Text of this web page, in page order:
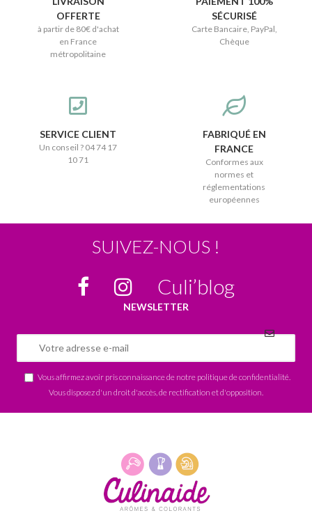
OFFERTE
à partir de 80€ d'achat
en France
métropolitaine
SÉCURISÉ
Carte Bancaire, PayPal,
Chèque
SERVICE CLIENT
Un conseil ? 04 74 17
10 71
FABRIQUÉ EN
FRANCE
Conformes aux
normes et
réglementations
européennes
SUIVEZ-NOUS !
Culi’blog
NEWSLETTER
Vous affirmez avoir pris connaissance de notre politique de confidentialité
Vous disposez d'un droit d'accès, de rectification et d'opposition.